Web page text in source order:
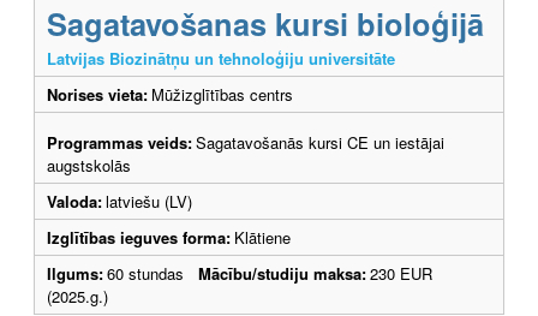
Sagatavošanas kursi bioloģijā
Latvijas Biozinātņu un tehnoloģiju universitāte
Norises vieta: Mūžizglītības centrs
Programmas veids:Sagatavošanās kursi CE un iestājai
augstskolās
Valoda:latviešu (LV)
Izglītības ieguves forma: Klātiene
Ilgums:60 stundas Mācību/studiju maksa:230 EUR
(2025.g.)